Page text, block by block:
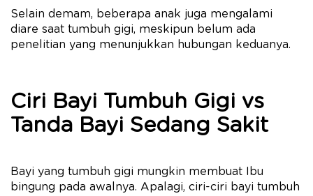
Selain demam, beberapa anak juga mengalami
diare saat tumbuh gigi, meskipun belum ada
penelitian yang menunjukkan hubungan keduanya.
Ciri Bayi Tumbuh Gigi vs
Tanda Bayi Sedang Sakit
Bayi yang tumbuh gigi mungkin membuat Ibu
bingung pada awalnya. Apalagi, ciri-ciri bayi tumbuh